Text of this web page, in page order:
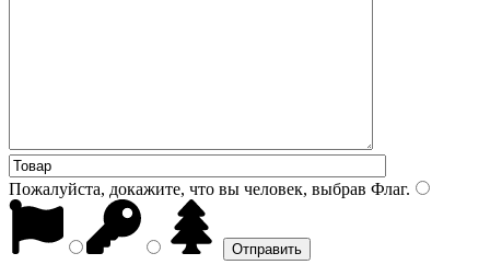
Пожалуйста, докажите, что вы человек, выбрав Флаг.